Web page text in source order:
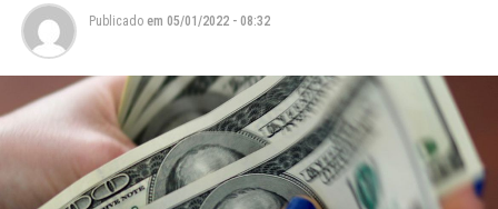
Publicado em 05/01/2022 - 08:32